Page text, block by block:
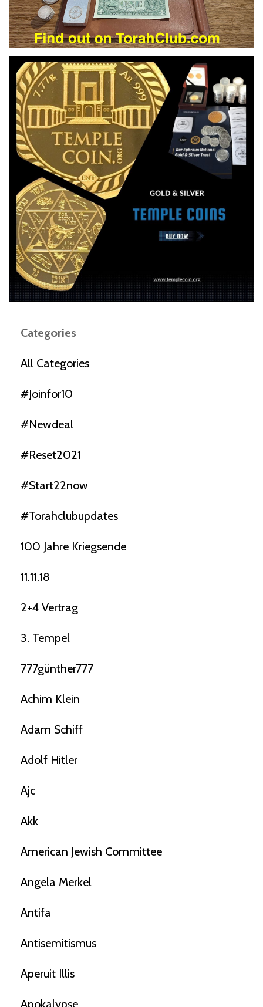
Categories
All Categories
#joinfor10
#newdeal
#reset2021
#start22now
#torahclubupdates
100 Jahre Kriegsende
11.11.18
2+4 Vertrag
3. Tempel
777günther777
Achim Klein
Adam Schiff
Adolf Hitler
Ajc
Akk
American Jewish Committee
Angela Merkel
Antifa
Antisemitismus
Aperuit Illis
Apokalypse